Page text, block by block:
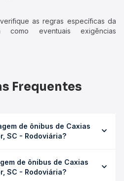
as regras específicas da
como eventuais exigências
Frequentes
de ônibus de Caxias
SC - Rodoviária?
10h 5min, podendo variar
serviço (convencional,
de ônibus de Caxias
SC - Rodoviária?